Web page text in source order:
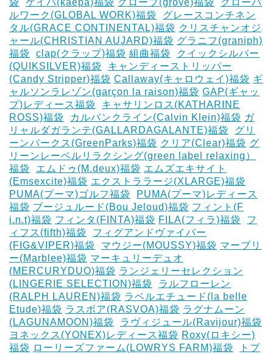
ルワーク(GLOBAL WORK)福袋
グレースコンチネン
タル(GRACE CONTINENTAL)福袋 クリスチャンオジ
ャール(CHRISTIAN AUJARD)福袋 グラニフ(graniph)
福袋
clap(クラップ)福袋 組曲福袋
クイックシルバー
(QUIKSILVER)福袋
キャンディーストリッパー
(Candy Stripper)福袋 Callaway(キャロウェイ)福袋 ギ
ャルソンラレゾン(garçon la raison)福袋 GAP(ギャッ
プ)レディース福袋
キャサリンロス(KATHARINE
ROSS)福袋
カルバンクライン(Calvin Klein)福袋 ガ
リャルダガランテ(GALLARDAGALANTE)福袋
グリ
ーンパークス(GreenParks)福袋 クリア(Clear)福袋 グ
リーンレーベルリラクシング(green label relaxing）
福袋
エムドゥ(M.deux)福袋 エムズエキサイト
(Emsexcite)福袋 エクストララージ(XLARGE)福袋
PUMA(プーマ)ゴルフ福袋
PUMA(プーマ)レディース
福袋 ブージュルード(Bou Jeloud)福袋 フィント(F
i.n.t)福袋 フィンタ(FINTA)福袋 ‎FILA(フィラ)福袋
フ
ィフス(fifth)福袋
フィグアンドヴァイパー
(FIG&VIPER)福袋
マウジー(MOUSSY)福袋 マーブリ
ー(Marblee)福袋 マーキュリーデュオ
(MERCURYDUO)福袋 ランジェリーセレクション
(LINGERIE SELECTION)福袋
ラルフローレン
(RALPH LAUREN)福袋 ラベルエチュード(la belle
Etude)福袋 ラスボア(RASVOA)福袋 ラグナムーン
(LAGUNAMOON)福袋
ラヴィジュール(Ravijour)福袋
ヨネックス(YONEX)レディース福袋 Roxy(ロキシー)
福袋 ローリーズファーム(LOWRYS FARM)福袋
トプ